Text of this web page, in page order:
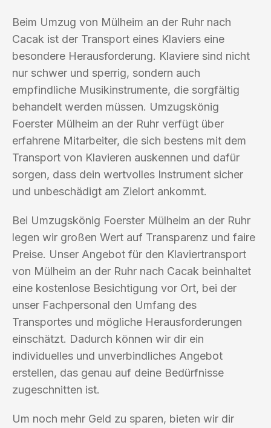
Beim Umzug von Mülheim an der Ruhr nach
Cacak ist der Transport eines Klaviers eine
besondere Herausforderung. Klaviere sind nicht
nur schwer und sperrig, sondern auch
empfindliche Musikinstrumente, die sorgfältig
behandelt werden müssen. Umzugskönig
Foerster Mülheim an der Ruhr verfügt über
erfahrene Mitarbeiter, die sich bestens mit dem
Transport von Klavieren auskennen und dafür
sorgen, dass dein wertvolles Instrument sicher
und unbeschädigt am Zielort ankommt.
Bei Umzugskönig Foerster Mülheim an der Ruhr
legen wir großen Wert auf Transparenz und faire
Preise. Unser Angebot für den Klaviertransport
von Mülheim an der Ruhr nach Cacak beinhaltet
eine kostenlose Besichtigung vor Ort, bei der
unser Fachpersonal den Umfang des
Transportes und mögliche Herausforderungen
einschätzt. Dadurch können wir dir ein
individuelles und unverbindliches Angebot
erstellen, das genau auf deine Bedürfnisse
zugeschnitten ist.
Um noch mehr Geld zu sparen, bieten wir dir